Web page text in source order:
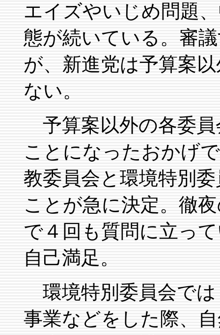
エイズやいじめ問題
態が続いている。審
が、新進党は予算案
ない。
予算案以外の各委員
ことになったおかげ
教委員会と環境特別
ことが急に決定。徹
で４回も質問に立っ
自己満足。
環境特別委員会で
事業などをした際、